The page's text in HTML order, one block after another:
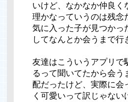
いけど、なかなか仲良く
理かなっていうのは残念
気に入った子が見つかっ
してなんとか会うまで行
友達はこういうアプリで
るって聞いてたから会う
配だったけど、実際に会
く可愛いって訳じゃない